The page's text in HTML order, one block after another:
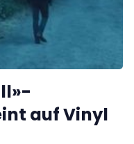
auf Vinyl